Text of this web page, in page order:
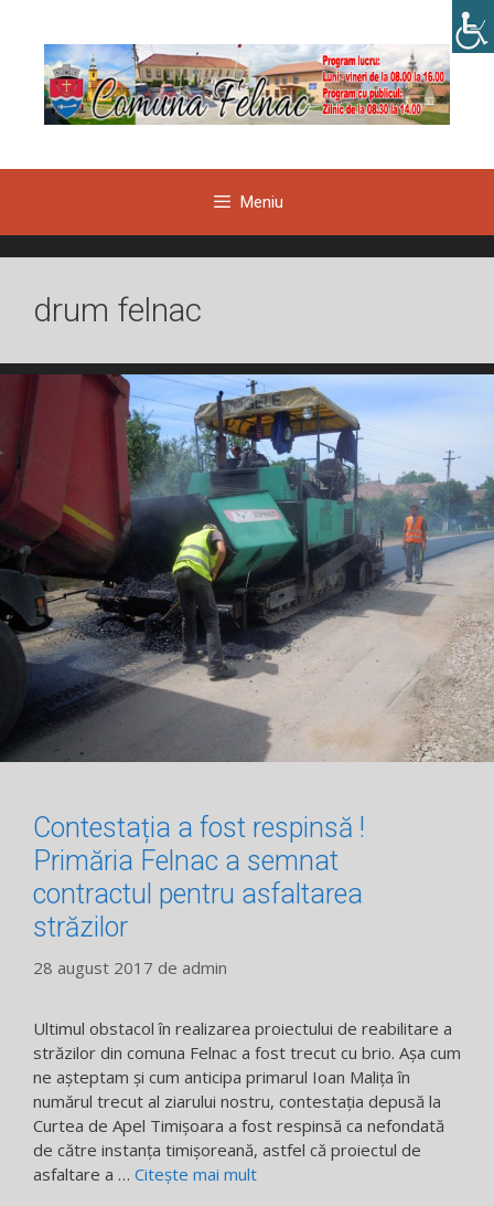
conținut
Meniu
drum felnac
Contestația a fost respinsă !
Primăria Felnac a semnat
contractul pentru asfaltarea
străzilor
28 august 2017 de admin
Ultimul obstacol în realizarea proiectului de reabilitare a
străzilor din comuna Felnac a fost trecut cu brio. Așa cum
ne așteptam și cum anticipa primarul Ioan Malița în
numărul trecut al ziarului nostru, contestația depusă la
Curtea de Apel Timișoara a fost respinsă ca nefondată
de către instanța timișoreană, astfel că proiectul de
asfaltare a … Citește mai mult